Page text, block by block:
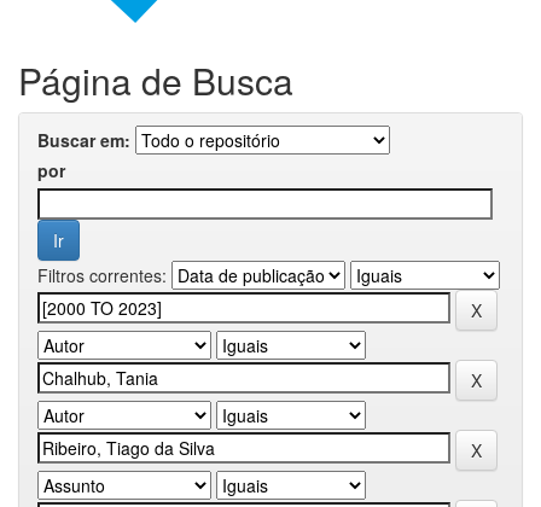
Página de Busca
Buscar em:
por
Filtros correntes: